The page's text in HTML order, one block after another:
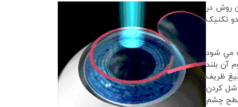
روش در
تکنيک
160 ميکرون) برش داده مي شود
آن بلند
ظريف
شل کردن
سطح چشم